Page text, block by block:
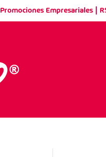
Promociones Empresariales|